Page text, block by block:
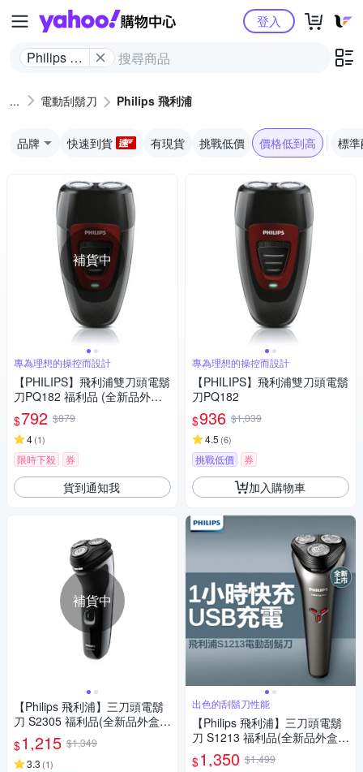
Yahoo購物中心
Philips 飛
登入
電動刮鬍刀 Philips 飛利浦
品牌 快速到貨 有現貨 挑戰低價 價格低到高 標
補貨中
專為理想的操控而設計
【PHILIPS】飛利浦雙刀頭電鬍
刀PQ182 福利品 (全新品外盒
凹損)
$792 $879
4(1)
限時下殺 券
貨到通知我
補貨中
【Philips 飛利浦】三刀頭電鬍
刀 S2305 福利品(全新品外盒凹
損)
$1,215 $1,349
3.3 (1)
專為理想的操控而設計
【PHILIPS】飛利浦雙刀頭電鬍
刀PQ182
$936 $1,039
4.5 (6)
挑戰低價 券
加入購物車
出色的刮鬍刀性能
【Philips 飛利浦】三刀頭電鬍
刀 S1213 福利品(全新品外盒凹
損)
$1,350 $1,499